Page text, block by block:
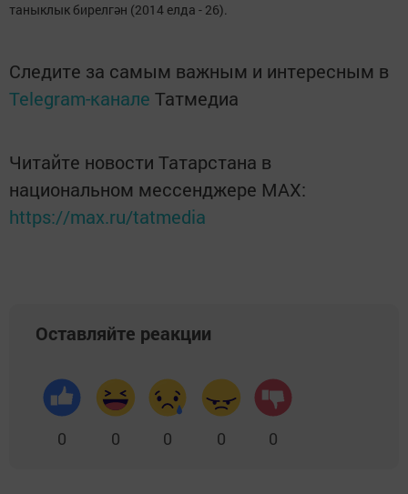
таныклык бирелгән (2014 елда - 26).
Следите за самым важным и интересным в
Telegram-канале Татмедиа
Читайте новости Татарстана в
национальном мессенджере MАХ:
https://max.ru/tatmedia
Оставляйте реакции
0 0 0 0 0